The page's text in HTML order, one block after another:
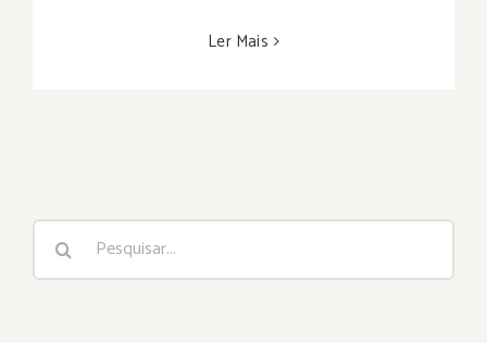
Ler Mais
Buscar
resultados